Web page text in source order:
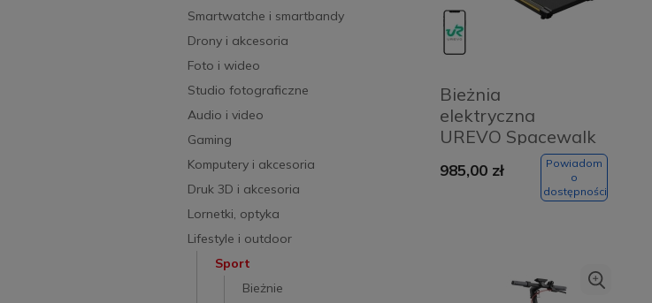
Smartwatche i smartbandy
Drony i akcesoria
Foto i wideo
Studio fotograficzne
Audio i video
Gaming
Komputery i akcesoria
Druk 3D i akcesoria
Lornetki, optyka
Lifestyle i outdoor
Sport
Bieżnie
Bieżnia
elektryczna
UREVO Spacewalk
985,00 zł
Powiadom
o
dostępności